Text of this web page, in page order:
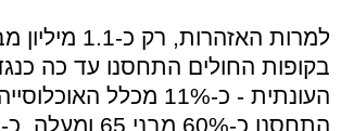
למרות האזהרות, רק
בקופות החולים התחסנו עד כה
העונתית - כ-11% מכלל